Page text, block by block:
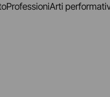
ProfessioniArti